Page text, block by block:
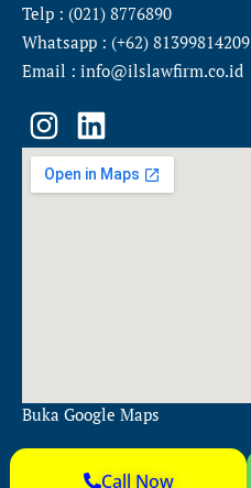
Telp : (021) 8776890
Whatsapp : (+62) 81399814209
Email : info@ilslawfirm.co.id
I
n
s
L
i
n
Buka Google Maps
Call Now